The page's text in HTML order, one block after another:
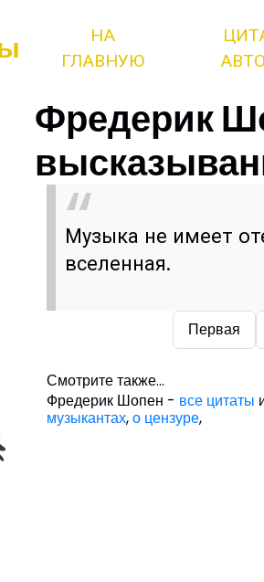
НА
ГЛАВНУЮ
Фредерик
Музыка не имеет
вселенная.
Первая
Смотрите также...
Фредерик Шопен - все цитаты
музыкантах,о цензуре,